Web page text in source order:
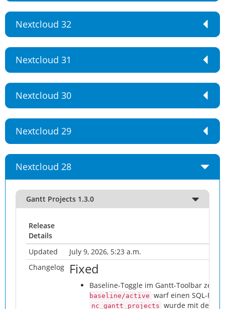
Nextcloud 32
Nextcloud 31
Nextcloud 30
Nextcloud 29
Nextcloud 28
Gantt Projects 1.3.0
Release
Details
Updated
July 9, 2026, 5:23 a.m.
Changelog
Fixed
Baseline-Toggle im Gantt-Toolbar
baseline/active warf einen SQL-
nc_gantt_projects wurde mit der 3-